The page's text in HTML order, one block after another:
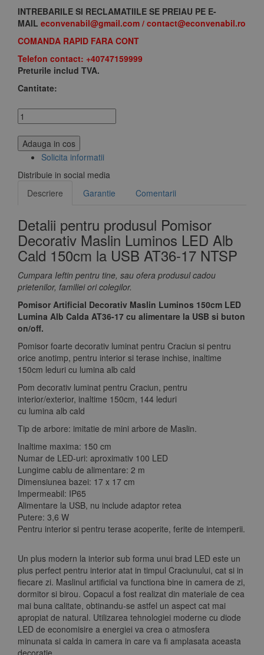
INTREBARILE SI RECLAMATIILE SE PREIAU PE E-
MAIL econvenabil@gmail.com / contact@econvenabil.ro
COMANDA RAPID FARA CONT
Telefon contact: +40747159999
Preturile includ TVA.
Cantitate:
Adauga in cos
Solicita informatii
Distribuie in social media
Descriere
Garantie Comentarii
Detalii pentru produsul Pomisor
Decorativ Maslin Luminos LED Alb
Cald 150cm la USB AT36-17 NTSP
Cumpara Ieftin pentru tine, sau ofera produsul cadou
prietenilor, familiei ori colegilor.
Pomisor Artificial Decorativ Maslin Luminos 150cm LED
Lumina Alb Calda AT36-17 cu alimentare la USB si buton
on/off.
Pomisor foarte decorativ luminat pentru Craciun si pentru
orice anotimp, pentru interior si terase inchise, inaltime
150cm leduri cu lumina alb cald
Pom decorativ luminat pentru Craciun, pentru
interior/exterior, inaltime 150cm, 144 leduri
cu lumina alb cald
Tip de arbore: imitatie de mini arbore de Maslin.
Inaltime maxima: 150 cm
Numar de LED-uri: aproximativ 100 LED
Lungime cablu de alimentare: 2 m
Dimensiunea bazei: 17 x 17 cm
Impermeabil: IP65
Alimentare la USB, nu include adaptor retea
Putere: 3,6 W
Pentru interior si pentru terase acoperite, ferite de intemperii.
Un plus modern la interior sub forma unui brad LED este un
plus perfect pentru interior atat in ​​timpul Craciunului, cat si in
fiecare zi. Maslinul artificial va functiona bine in camera de zi,
dormitor si birou. Copacul a fost realizat din materiale de cea
mai buna calitate, obtinandu-se astfel un aspect cat mai
apropiat de natural. Utilizarea tehnologiei moderne cu diode
LED de economisire a energiei va crea o atmosfera
minunata si calda in camera in care va fi amplasata aceasta
decoratie.